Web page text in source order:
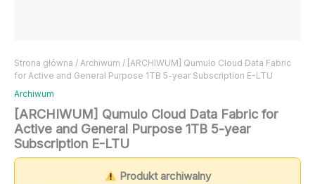
Strona główna / Archiwum / [ARCHIWUM] Qumulo Cloud Data Fabric
for Active and General Purpose 1TB 5-year Subscription E-LTU
Archiwum
[ARCHIWUM] Qumulo Cloud Data Fabric for
Active and General Purpose 1TB 5-year
Subscription E-LTU
Produkt archiwalny